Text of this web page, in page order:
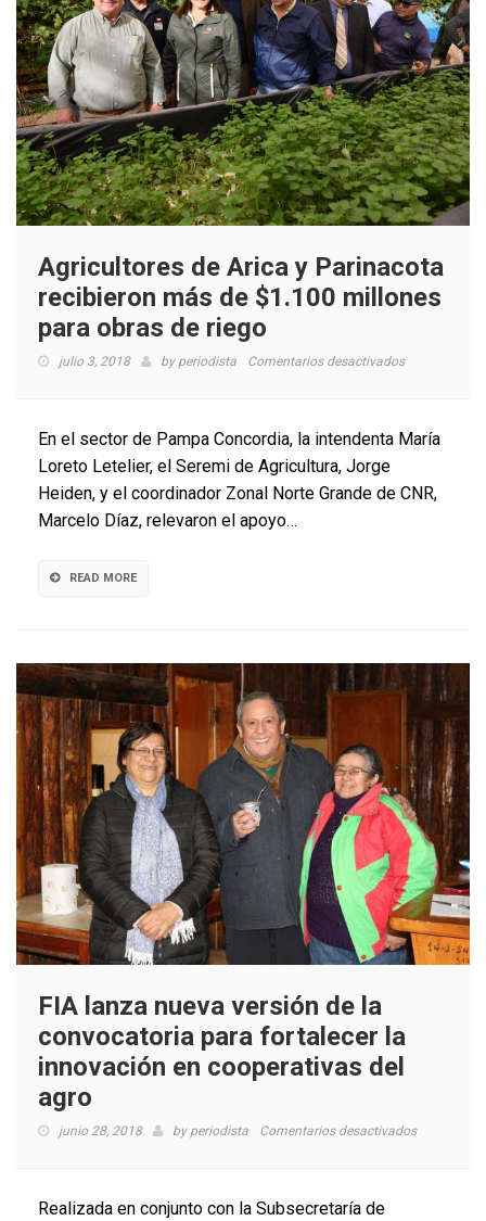
vulnerables
Agricultores de Arica y Parinacota
recibieron más de $1.100 millones
para obras de riego
julio 3, 2018 by periodista Comentarios desactivadosen
y
recibieron
riego
En el sector de Pampa Concordia, la intendenta María
Loreto Letelier, el Seremi de Agricultura, Jorge
Heiden, y el coordinador Zonal Norte Grande de CNR,
Marcelo Díaz, relevaron el apoyo…
READ MORE
FIA lanza nueva versión de la
convocatoria para fortalecer la
innovación en cooperativas del
agro
junio 28, 2018 by periodista Comentarios desactivadosen
Realizada en conjunto con la Subsecretaría de